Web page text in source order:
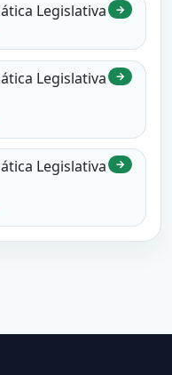
Legislativa →
Legislativa
→
Legislativa
→